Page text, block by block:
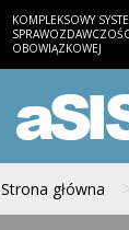
KOMPLEKSOWY
OBOWIĄZKOWEJ
Strona główna